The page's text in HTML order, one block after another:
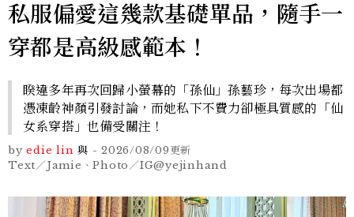
私服偏愛這幾款基礎單品，隨手一
穿都是高級感範本！
睽違多年再次回歸小螢幕的「孫仙」孫藝珍，每次出場都
憑凍齡神顏引發討論，而她私下不費力卻極具質感的「仙
女系穿搭」也備受關注！
by edie lin 與 - 2026/08/09更新
Text／Jamie、Photo／IG@yejinhand